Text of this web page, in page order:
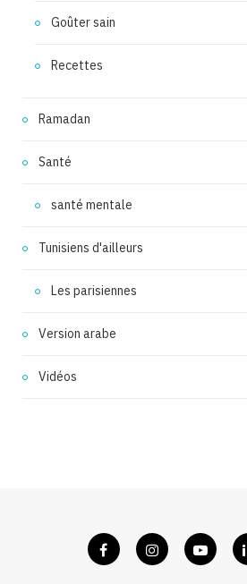
Goûter sain
Recettes
Ramadan
Santé
santé mentale
Tunisiens d'ailleurs
Les parisiennes
Version arabe
Vidéos